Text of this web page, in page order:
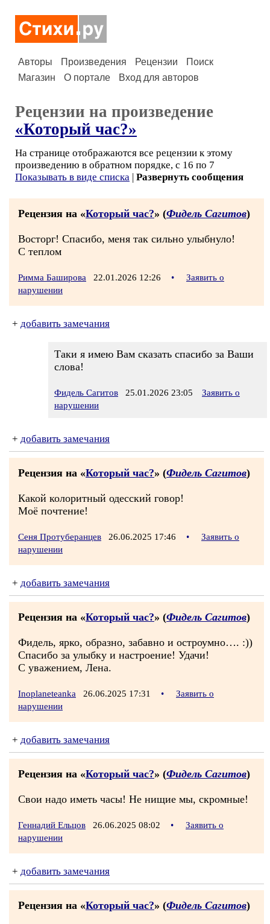
Авторы Произведения Рецензии
Поиск
Магазин
О портале Вход для авторов
Рецензии на произведение
«Который час?»
На странице отображаются все рецензии к этому
произведению в обратном порядке, с 16 по 7
Показывать в виде списка | Развернуть сообщения
Рецензия на «Который час?» (Фидель Сагитов)
Восторг! Спасибо, меня так сильно улыбнуло!
С теплом
Римма Баширова 22.01.2026 12:26 •
Заявить о
нарушении
+ добавить замечания
Таки я имею Вам сказать спасибо за Ваши
слова!
Фидель Сагитов 25.01.2026 23:05
Заявить о
нарушении
+ добавить замечания
Рецензия на «Который час?» (Фидель Сагитов)
Какой колоритный одесский говор!
Моё почтение!
Сеня Протуберанцев 26.06.2025 17:46 •
Заявить о
нарушении
+ добавить замечания
Рецензия на «Который час?» (Фидель Сагитов)
Фидель, ярко, образно, забавно и остроумно…. :))
Спасибо за улыбку и настроение! Удачи!
С уважением, Лена.
Inoplaneteanka 26.06.2025 17:31 •
Заявить о
нарушении
+ добавить замечания
Рецензия на «Который час?» (Фидель Сагитов)
Свои надо иметь часы! Не нищие мы, скромные!
Геннадий Ельцов 26.06.2025 08:02 •
Заявить о
нарушении
+ добавить замечания
Рецензия на «Который час?» (Фидель Сагитов)